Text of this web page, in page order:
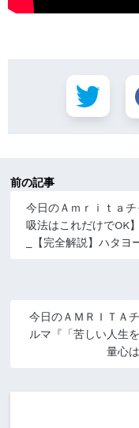
前の記事
今日のＡｍｒｉｔａ
吸法はこれだけでOK
_【完全解説】ハタヨ
今日のＡＭＲＩＴＡ
ルマ『「苦しい人生
量心